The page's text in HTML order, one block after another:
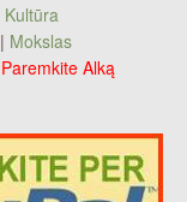
Kultūra
| Mokslas
Paremkite Alką